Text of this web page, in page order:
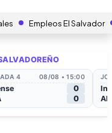
Empleos El Salvador